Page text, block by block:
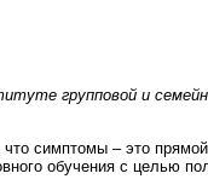
групповой и
симптомы – это
обучения с целью